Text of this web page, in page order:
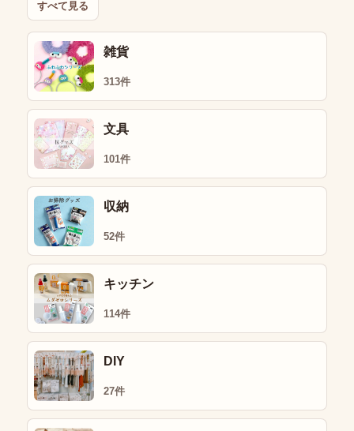
すべて見る
雑貨
313件
文具
101件
収納
52件
キッチン
114件
DIY
27件